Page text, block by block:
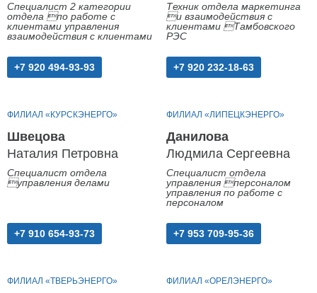
Специалист 2 категории
отдела по работе с
клиентами управления
взаимодействия с клиентами
+7 920 494-93-93
Техник отдела маркетинга
и взаимодействия с
клиентами Тамбовского
РЭС
+7 920 232-18-63
ФИЛИАЛ «КУРСКЭНЕРГО»
Швецова
Наталия Петровна
Специалист отдела
управления делами
+7 910 654-93-73
ФИЛИАЛ «ЛИПЕЦКЭНЕРГО»
Данилова
Людмила Сергеевна
Специалист отдела
управления персоналом
управления по работе с
персоналом
+7 953 709-95-36
ФИЛИАЛ «ТВЕРЬЭНЕРГО» ФИЛИАЛ «ОРЕЛЭНЕРГО»